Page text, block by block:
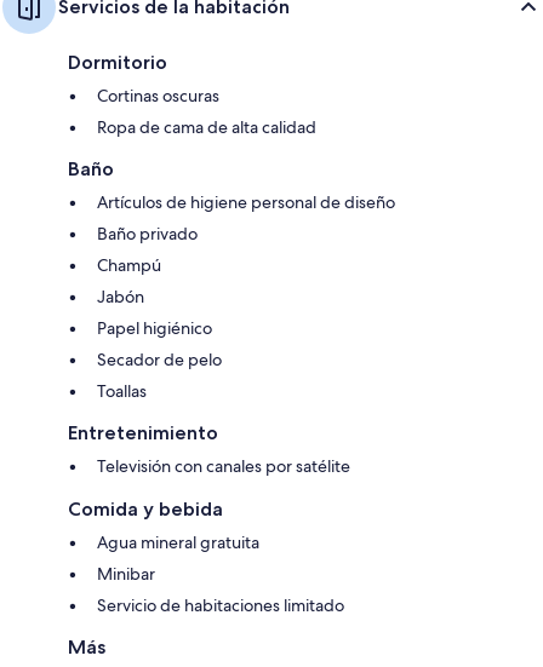
Servicios de la habitación
Dormitorio
Cortinas oscuras
Ropa de cama de alta calidad
Baño
Artículos de higiene personal de diseño
Baño privado
Champú
Jabón
Papel higiénico
Secador de pelo
Toallas
Entretenimiento
Televisión con canales por satélite
Comida y bebida
Agua mineral gratuita
Minibar
Servicio de habitaciones limitado
Más